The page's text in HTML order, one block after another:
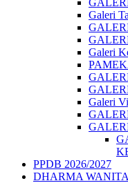
Galeri
Galeri
Galeri
PPDB 2026/2027
DHARMA WANITA